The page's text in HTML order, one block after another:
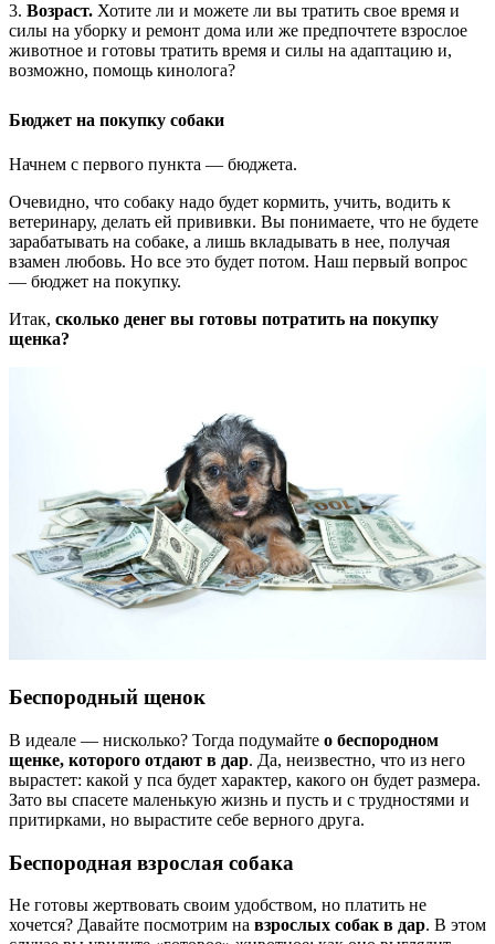
3. Возраст. Хотите ли и можете ли вы тратить свое время и
силы на уборку и ремонт дома или же предпочтете взрослое
животное и готовы тратить время и силы на адаптацию и,
возможно, помощь кинолога?
Бюджет на покупку собаки
Начнем с первого пункта — бюджета.
Очевидно, что собаку надо будет кормить, учить, водить к
ветеринару, делать ей прививки. Вы понимаете, что не будете
зарабатывать на собаке, а лишь вкладывать в нее, получая
взамен любовь. Но все это будет потом. Наш первый вопрос
— бюджет на покупку.
Итак, сколько денег вы готовы потратить на покупку
щенка?
Беспородный щенок
В идеале — нисколько? Тогда подумайте о беспородном
щенке, которого отдают в дар. Да, неизвестно, что из него
вырастет: какой у пса будет характер, какого он будет размера.
Зато вы спасете маленькую жизнь и пусть и с трудностями и
притирками, но вырастите себе верного друга.
Беспородная взрослая собака
Не готовы жертвовать своим удобством, но платить не
хочется? Давайте посмотрим на взрослых собак в дар. В этом